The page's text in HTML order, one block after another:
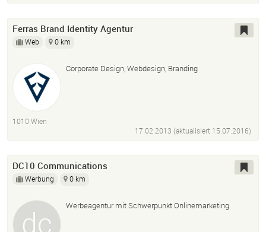
Ferras Brand Identity Agentur
Web 0 km
Corporate Design, Webdesign, Branding
1010 Wien
17.02.2013 (aktualisiert 15.07.2016)
DC10 Communications
Werbung 0 km
Werbeagentur mit Schwerpunkt Onlinemarketing